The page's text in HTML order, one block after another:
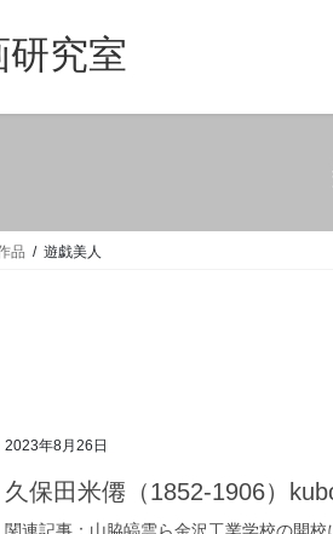
研究室
品 遊戯美人
2023年8月26日
久保田米僊（1852-1906）